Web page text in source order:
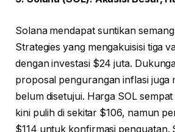
Solana mendapat suntikan
Strategies yang mengakuisisi tiga
dengan investasi $24 juta.
proposal pengurangan inflasi juga
belum disetujui. Harga SOL
kini pulih di sekitar $106, namun
$114 untuk konfirmasi penguatan.